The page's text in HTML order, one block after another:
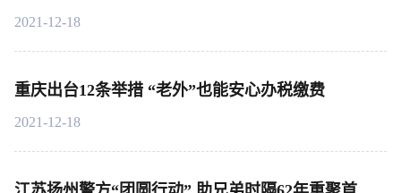
2021-12-18
重庆出台12条举措 “老外”也能安心办税缴费
2021-12-18